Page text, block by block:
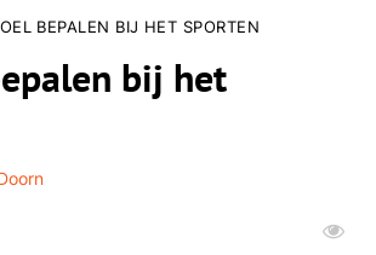
BEPALEN BIJ HET SPORTEN
bij het